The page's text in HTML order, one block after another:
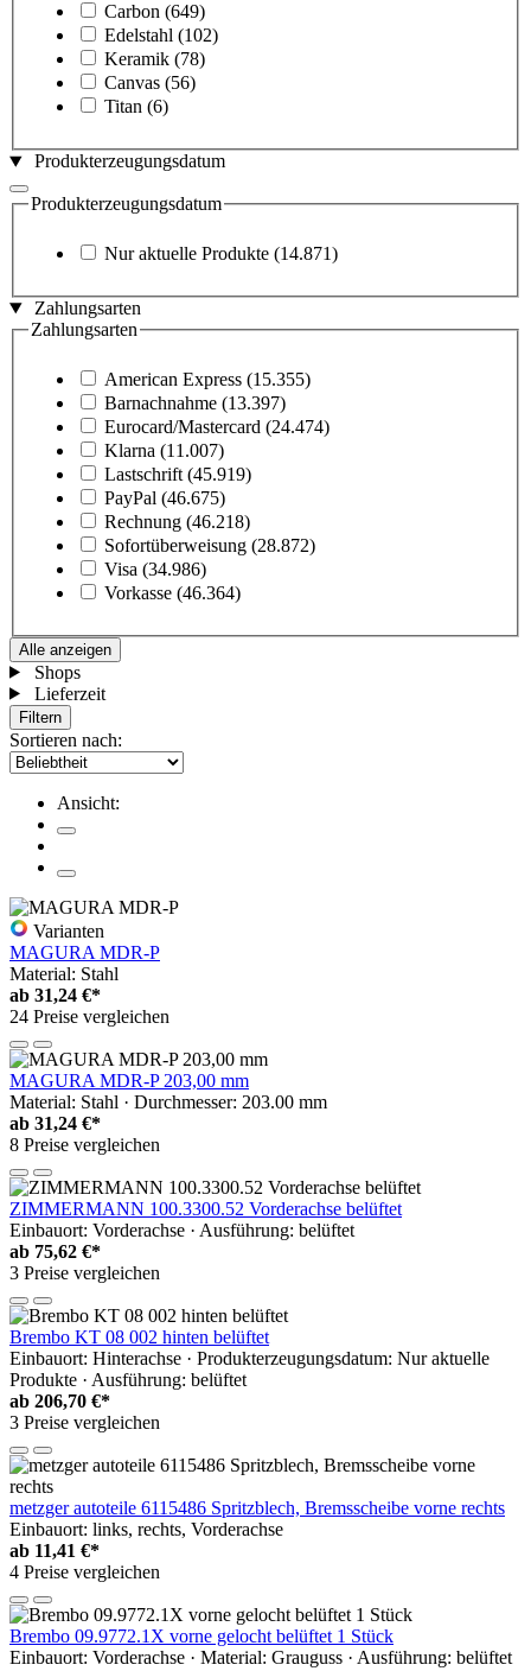
Carbon (649)
Edelstahl (102)
Keramik (78)
Canvas (56)
Titan (6)
Produkterzeugungsdatum
Produkterzeugungsdatum
Nur aktuelle Produkte (14.871)
Zahlungsarten
Zahlungsarten
American Express (15.355)
Barnachnahme (13.397)
Eurocard/Mastercard (24.474)
Klarna (11.007)
Lastschrift (45.919)
PayPal (46.675)
Rechnung (46.218)
Sofortüberweisung (28.872)
Visa (34.986)
Vorkasse (46.364)
Alle anzeigen
Shops
Lieferzeit
Filtern
Sortieren nach:
Ansicht:
Varianten
MAGURA MDR-P
Material: Stahl
ab 31,24 €*
24 Preise vergleichen
MAGURA MDR-P 203,00 mm
Material: Stahl · Durchmesser: 203.00 mm
ab 31,24 €*
8 Preise vergleichen
ZIMMERMANN 100.3300.52 Vorderachse belüftet
Einbauort: Vorderachse · Ausführung: belüftet
ab 75,62 €*
3 Preise vergleichen
Brembo KT 08 002 hinten belüftet
Einbauort: Hinterachse · Produkterzeugungsdatum: Nur aktuelle
Produkte · Ausführung: belüftet
ab 206,70 €*
3 Preise vergleichen
metzger autoteile 6115486 Spritzblech, Bremsscheibe vorne rechts
Einbauort: links, rechts, Vorderachse
ab 11,41 €*
4 Preise vergleichen
Brembo 09.9772.1X vorne gelocht belüftet 1 Stück
Einbauort: Vorderachse · Material: Grauguss · Ausführung: belüftet